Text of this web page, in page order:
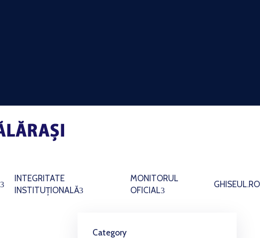
INTEGRITATE
INSTITUȚIONALĂ
MONITORUL
OFICIAL
GHISEUL.RO
Category